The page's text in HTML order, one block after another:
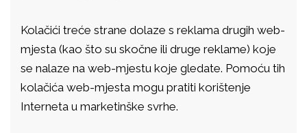
Kolačići treće strane dolaze s reklama drugih web-
mjesta (kao što su skočne ili druge reklame) koje
se nalaze na web-mjestu koje gledate. Pomoću tih
kolačića web-mjesta mogu pratiti korištenje
Interneta u marketinške svrhe.